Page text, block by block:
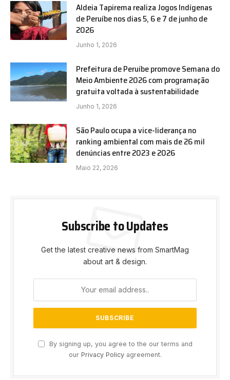
Aldeia Tapirema realiza Jogos Indígenas
de Peruíbe nos dias 5, 6 e 7 de junho de
2026
Junho 1, 2026
Prefeitura de Peruíbe promove Semana do
Meio Ambiente 2026 com programação
gratuita voltada à sustentabilidade
Junho 1, 2026
São Paulo ocupa a vice-liderança no
ranking ambiental com mais de 26 mil
denúncias entre 2023 e 2026
Maio 22, 2026
Subscribe to Updates
Get the latest creative news from SmartMag
about art & design.
By signing up, you agree to the our terms and
our Privacy Policyagreement.